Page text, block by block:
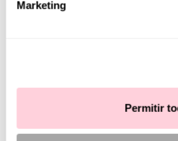
Marketing
Permitir